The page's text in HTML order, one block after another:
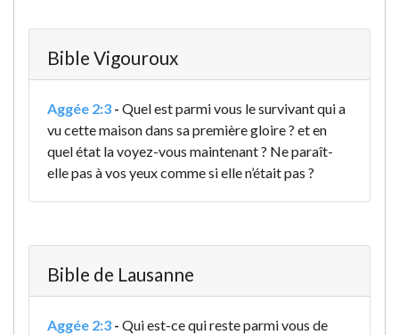
Bible Vigouroux
Aggée 2:3 - Quel est parmi vous le survivant qui a
vu cette maison dans sa première gloire ? et en
quel état la voyez-vous maintenant ? Ne paraît-
elle pas à vos yeux comme si elle n’était pas ?
Bible de Lausanne
Aggée 2:3 - Qui est-ce qui reste parmi vous de